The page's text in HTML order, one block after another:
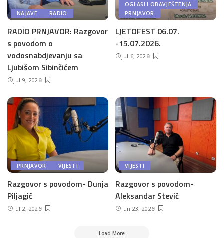
NAJAVE RADIO
RADIO PRNJAVOR: Razgovor
s povodom o
vodosnabdjevanju sa
Ljubišom Sibinčićem
jul 9, 2026
OGLASI I OBAVJEŠTENJA
PRNJAVOR
LJETOFEST 06.07.
-15.07.2026.
jul 6, 2026
PRNJAVOR VIJESTI
Razgovor s povodom- Dunja
Piljagić
jul 2, 2026
VIJESTI
Razgovor s povodom-
Aleksandar Stević
jun 23, 2026
Load More